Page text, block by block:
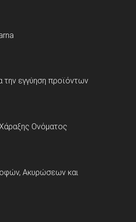
την εγγύηση προϊόντων
Ονόματος
Ακυρώσεων και